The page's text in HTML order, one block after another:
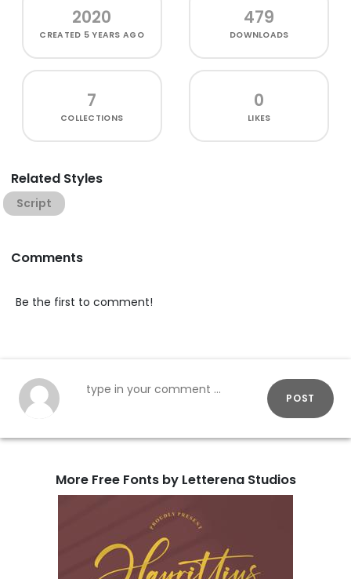
2020
CREATED 5 YEARS AGO
479
DOWNLOADS
7
COLLECTIONS
0
LIKES
Related Styles
Script
Comments
Be the first to comment!
POST
More Free Fonts by Letterena Studios